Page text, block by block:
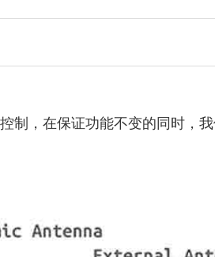
制，在保证功能不变的同时，